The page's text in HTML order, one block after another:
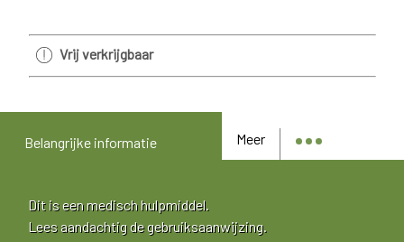
Vrij verkrijgbaar
Meer
Belangrijke informatie
Dit is een medisch hulpmiddel.
Lees aandachtig de gebruiksaanwijzing.